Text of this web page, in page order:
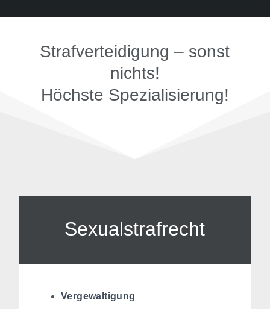
Strafverteidigung – sonst
nichts!
Höchste Spezialisierung!
Sexualstrafrecht
Vergewaltigung